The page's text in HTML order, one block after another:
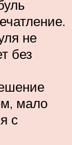
не
без
мало
с